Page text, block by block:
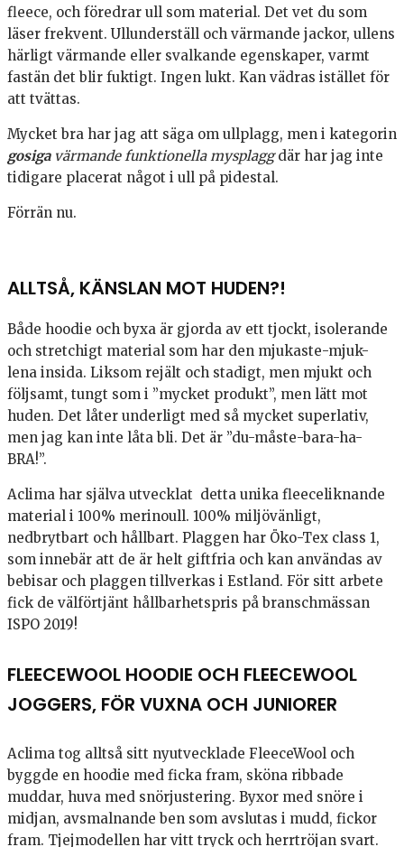
fleece, och föredrar ull som material. Det vet du som
läser frekvent. Ullunderställ och värmande jackor, ullens
härligt värmande eller svalkande egenskaper, varmt
fastän det blir fuktigt. Ingen lukt. Kan vädras istället för
att tvättas.
Mycket bra har jag att säga om ullplagg, men i kategorin
gosigavärmande funktionella mysplaggdär har jag inte
tidigare placerat något i ull på pidestal.
Förrän nu.
ALLTSÅ, KÄNSLAN MOT HUDEN?!
Både hoodie och byxa är gjorda av ett tjockt, isolerande
och stretchigt material som har den mjukaste-mjuk-
lena insida. Liksom rejält och stadigt, men mjukt och
följsamt, tungt som i ”mycket produkt”, men lätt mot
huden. Det låter underligt med så mycket superlativ,
men jag kan inte låta bli. Det är ”du-måste-bara-ha-
BRA!”.
Aclima har själva utvecklat detta unika fleeceliknande
material i 100% merinoull. 100% miljövänligt,
nedbrytbart och hållbart. Plaggen har Öko-Tex class 1,
som innebär att de är helt giftfria och kan användas av
bebisar och plaggen tillverkas i Estland. För sitt arbete
fick de välförtjänt hållbarhetspris på branschmässan
ISPO 2019!
FLEECEWOOL HOODIE OCH FLEECEWOOL
JOGGERS, FÖR VUXNA OCH JUNIORER
Aclima tog alltså sitt nyutvecklade FleeceWool och
byggde en hoodie med ficka fram, sköna ribbade
muddar, huva med snörjustering. Byxor med snöre i
midjan, avsmalnande ben som avslutas i mudd, fickor
fram. Tjejmodellen har vitt tryck och herrtröjan svart.